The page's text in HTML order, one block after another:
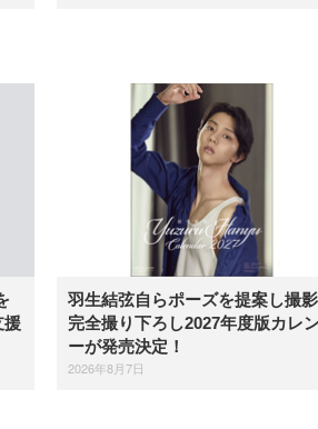
援
羽生結弦自らポーズを提案し撮
完全撮り下ろし2027年度版カレ
ーが発売決定！
2026年8月7日